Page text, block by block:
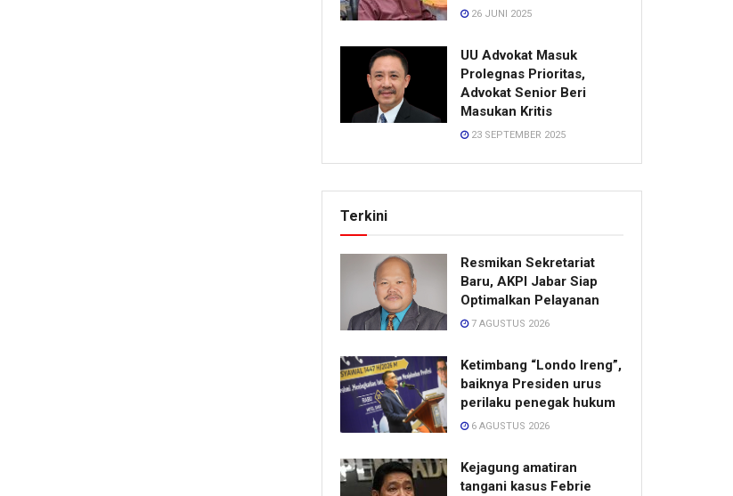
26 JUNI 2025
UU Advokat Masuk
Prolegnas Prioritas,
Advokat Senior Beri
Masukan Kritis
23 SEPTEMBER 2025
Terkini
Resmikan Sekretariat
Baru, AKPI Jabar Siap
Optimalkan Pelayanan
7 AGUSTUS 2026
Ketimbang “Londo Ireng”,
baiknya Presiden urus
perilaku penegak hukum
6 AGUSTUS 2026
Kejagung amatiran
tangani kasus Febrie